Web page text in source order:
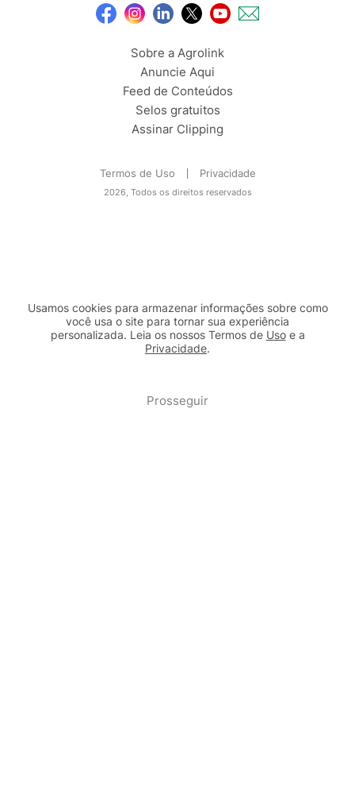
Sobre a Agrolink
Anuncie Aqui
Feed de Conteúdos
Selos gratuitos
Assinar Clipping
Termos de Uso Privacidade
2026, Todos os direitos reservados
Usamos cookies para armazenar informações sobre como
você usa o site para tornar sua experiência
personalizada. Leia os nossos Termos de Usoe a
Privacidade.
Prosseguir